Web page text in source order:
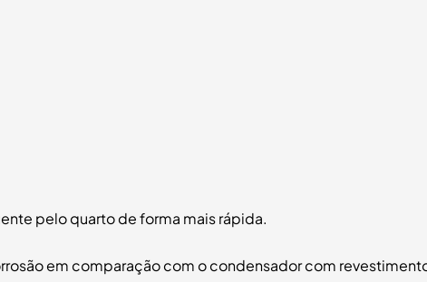
pelo quarto de forma mais rápida.
em comparação com o condensador com